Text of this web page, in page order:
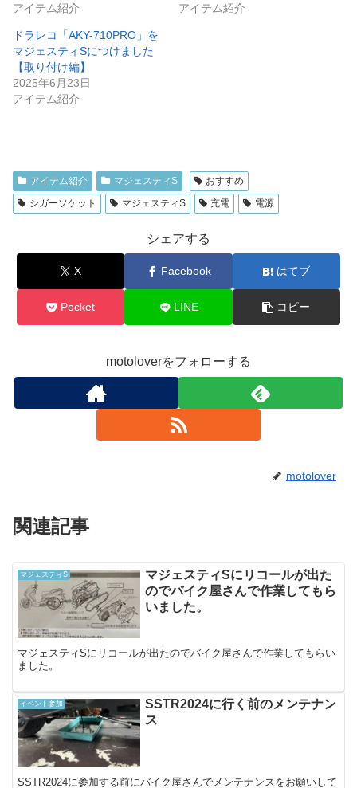
アイテム紹介
アイテム紹介
ドラレコ「AKY-710PRO」を
マジェスティSにつけました
【取り付け編】
2025年6月23日
アイテム紹介
アイテム紹介 マジェスティS
おすすめ
シガーソケット
マジェスティS 充電 電源
シェアする
X Facebook はてブ
Pocket LINE コピー
motoloverをフォローする
motolover
関連記事
マジェスティS
マジェスティSにリコールが出た
のでバイク屋さんで作業してもら
いました。
マジェスティSにリコールが出たのでバイク屋さんで作業してもらい
ました。
イベント参加
SSTR2024に行く前のメンテナン
ス
SSTR2024に参加する前にバイク屋さんでメンテナンスをお願いして